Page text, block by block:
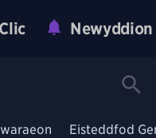
Newyddion
Eisteddfod